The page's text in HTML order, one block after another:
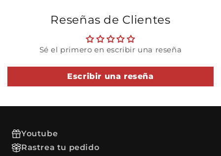
Ventajas de comprar en
Productos de alta calidad y
Atención al cliente
Reseñas de Clientes
Sé el primero en escribir una reseña
Escribir una reseña
Youtube
Rastrea tu pedido